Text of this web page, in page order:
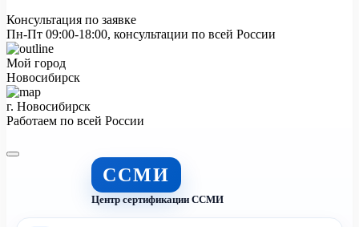
Консультация по заявке
Пн-Пт 09:00-18:00, консультации по всей России
Мой город
Новосибирск
г. Новосибирск
Работаем по всей России
ССМИ
Центр сертификации ССМИ